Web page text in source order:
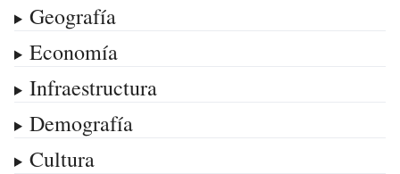
Geografía
Economía
Infraestructura
Demografía
Cultura